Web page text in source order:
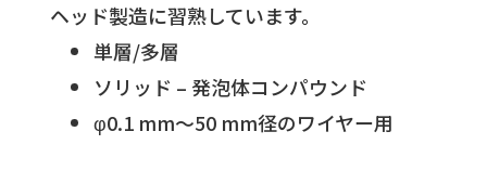
ヘッド製造に習熟しています。
単層/多層
ソリッド – 発泡体コンパウンド
φ0.1 mm～50 mm径のワイヤー用